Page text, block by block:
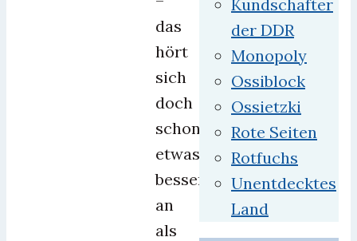
das
hört
sich
doch
schon
etwas
besser
an
als
Kundschafter
der DDR
Monopoly
Ossiblock
Ossietzki
Rote Seiten
Rotfuchs
Unentdecktes
Land